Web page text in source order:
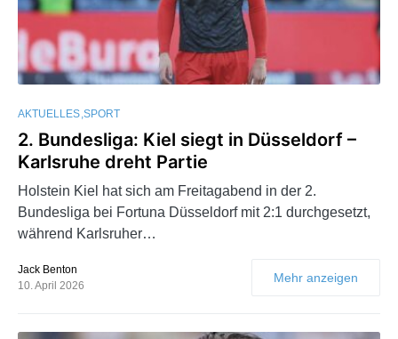
AKTUELLES SPORT
2. Bundesliga: Kiel siegt in Düsseldorf –
Karlsruhe dreht Partie
Holstein Kiel hat sich am Freitagabend in der 2.
Bundesliga bei Fortuna Düsseldorf mit 2:1 durchgesetzt,
während Karlsruher…
Jack Benton
10. April 2026
Mehr anzeigen